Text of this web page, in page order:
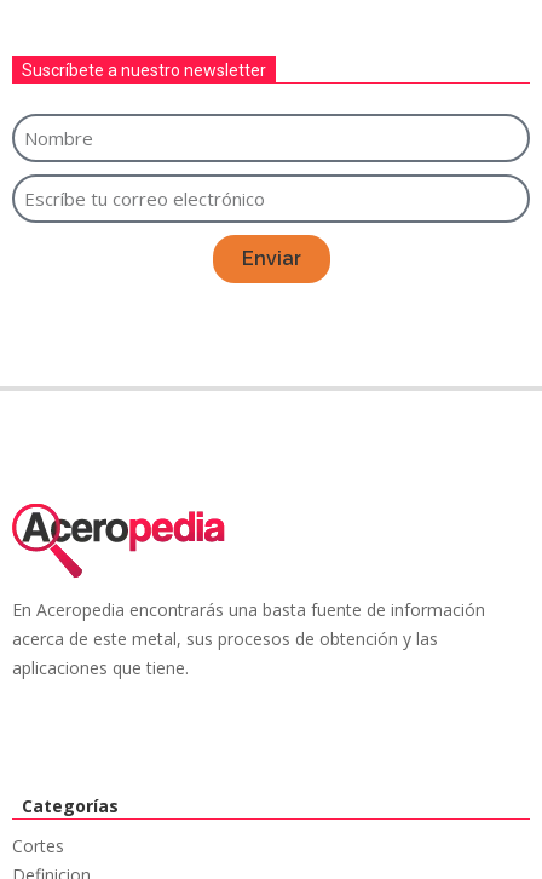
Suscríbete a nuestro newsletter
Enviar
En Aceropedia encontrarás una basta fuente de información
acerca de este metal, sus procesos de obtención y las
aplicaciones que tiene.
Categorías
Cortes